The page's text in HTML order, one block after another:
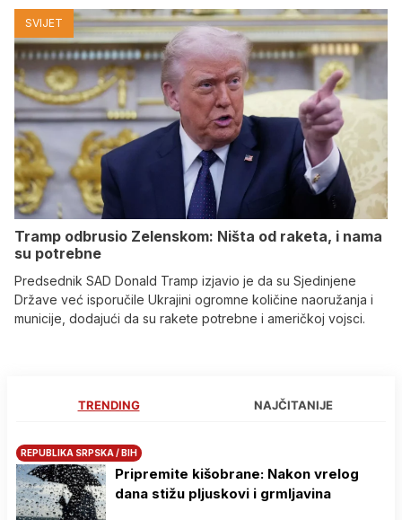
SVIJET
Tramp odbrusio Zelenskom: Ništa od raketa, i nama
su potrebne
Predsednik SAD Donald Tramp izjavio je da su Sjedinjene
Države već isporučile Ukrajini ogromne količine naoružanja i
municije, dodajući da su rakete potrebne i američkoj vojsci.
TRENDING NAJČITANIJE
REPUBLIKA SRPSKA / BIH
Pripremite kišobrane: Nakon vrelog
dana stižu pljuskovi i grmljavina